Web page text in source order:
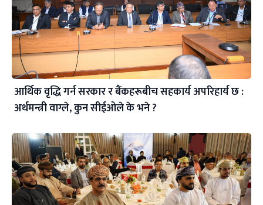
आर्थिक वृद्धि गर्न सरकार र बैंकहरूबीच सहकार्य अपरिहार्य छ :
अर्थमन्त्री वाग्ले, कुन सीईओले के भने ?